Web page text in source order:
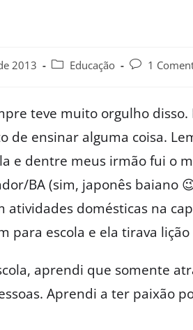
2013 Educação 1
teve muito orgulho
de ensinar alguma coisa.
e dentre meus irmão fui o
BA (sim, japonês baiano
domésticas na
para escola e ela tirava lição
aprendi que somente
Aprendi a ter paixão